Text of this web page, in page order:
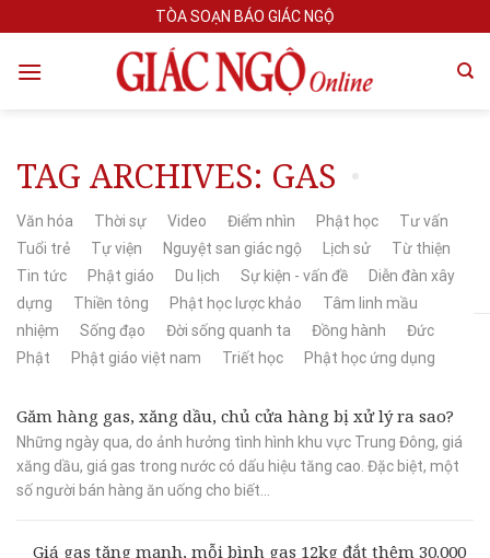
to
content
TÒA SOẠN BÁO GIÁC NGỘ
TAG ARCHIVES: GAS
Văn hóa Thời sự Video Điểm nhìn Phật học
Tư vấn
Tuổi trẻ
Tự viện Nguyệt san giác ngộ Lịch sử
Từ thiện
Tin tức
Phật giáo Du lịch Sự kiện - vấn đề
Diễn đàn xây
dựng
Thiền tông Phật học lược khảo
Tâm linh mầu
nhiệm
Sống đạo Đời sống quanh ta Đồng hành
Đức
Phật
Phật giáo việt nam Triết học Phật học ứng dụng
Găm hàng gas, xăng dầu, chủ cửa hàng bị xử lý ra sao?
Những ngày qua, do ảnh hưởng tình hình khu vực Trung Đông, giá
xăng dầu, giá gas trong nước có dấu hiệu tăng cao. Đặc biệt, một
số người bán hàng ăn uống cho biết...
Giá gas tăng mạnh, mỗi bình gas 12kg đắt thêm 30.000